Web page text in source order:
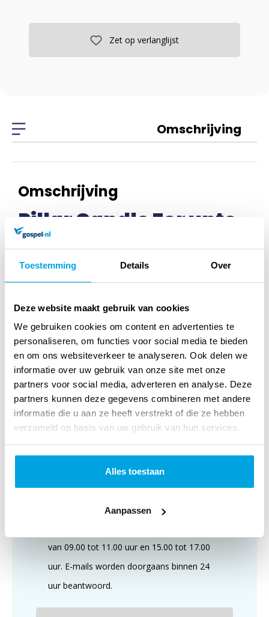
Toestemming Details Over
Deze website maakt gebruik van cookies
We gebruiken cookies om content en advertenties te
personaliseren, om functies voor social media te bieden
en om ons websiteverkeer te analyseren. Ook delen we
informatie over uw gebruik van onze site met onze
partners voor social media, adverteren en analyse. Deze
partners kunnen deze gegevens combineren met andere
informatie die u aan ze heeft verstrekt of die ze hebben
verzameld op basis van uw gebruik van hun services.
Alles toestaan
Aanpassen
Zet op verlanglijst
Omschrijving
Omschrijving
Pillar Candle For unto
us a Child is bor
Pilaarkaars met houten voet voor waxine lichtje. De opzet
inbegrepen.
Klantenservice
van 09.00 tot 11.00 uur en 15.00 tot 17.00
uur. E-mails worden doorgaans binnen 24
uur beantwoord.